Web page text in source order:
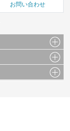
お問い合わせ
ータ等）及びこれらの配
を行うことは固く禁じて
れた見解・感想です。
さい。
ツや広告の表示、ソー